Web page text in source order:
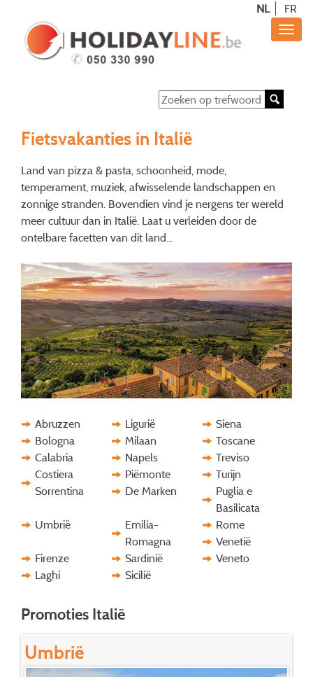
NL FR
Fietsvakanties in Italië
Land van pizza & pasta, schoonheid, mode,
temperament, muziek, afwisselende landschappen en
zonnige stranden. Bovendien vind je nergens ter wereld
meer cultuur dan in Italië. Laat u verleiden door de
ontelbare facetten van dit land...
Abruzzen Ligurië
Siena
Bologna
Milaan
Toscane
Calabria
Napels
Treviso
Costiera
Sorrentina
Piëmonte
Turijn
De Marken
Puglia e
Basilicata
Umbrië
Emilia-
Romagna
Rome
Venetië
Firenze
Sardinië
Veneto
Laghi
Sicilië
Promoties Italië
Umbrië